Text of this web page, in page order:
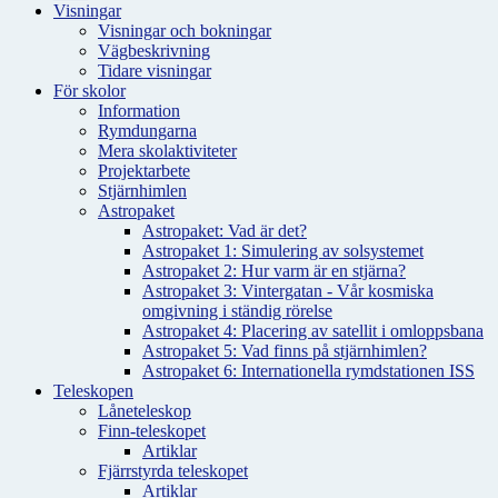
Visningar
Visningar och bokningar
Vägbeskrivning
Tidare visningar
För skolor
Information
Rymdungarna
Mera skolaktiviteter
Projektarbete
Stjärnhimlen
Astropaket
Astropaket: Vad är det?
Astropaket 1: Simulering av solsystemet
Astropaket 2: Hur varm är en stjärna?
Astropaket 3: Vintergatan - Vår kosmiska
omgivning i ständig rörelse
Astropaket 4: Placering av satellit i omloppsbana
Astropaket 5: Vad finns på stjärnhimlen?
Astropaket 6: Internationella rymdstationen ISS
Teleskopen
Låneteleskop
Finn-teleskopet
Artiklar
Fjärrstyrda teleskopet
Artiklar